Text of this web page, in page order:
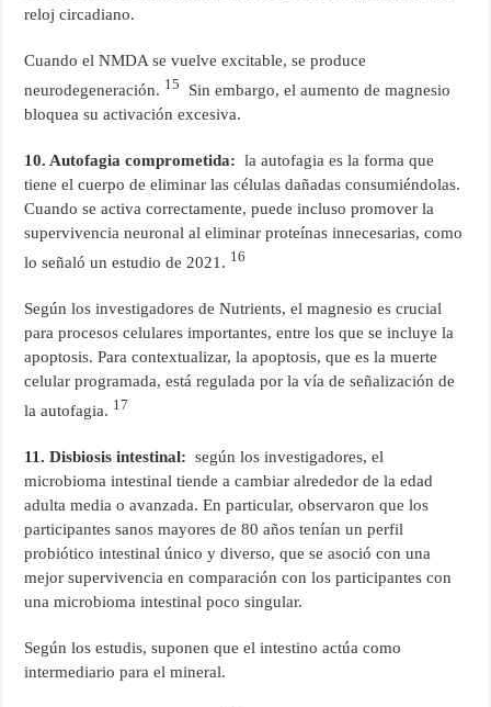
reloj circadiano.
Cuando el NMDA se vuelve excitable, se produce
neurodegeneración. 15
Sin embargo, el aumento de magnesio
bloquea su activación excesiva.
10. Autofagia comprometida: la autofagia es la forma que
tiene el cuerpo de eliminar las células dañadas consumiéndolas.
Cuando se activa correctamente, puede incluso promover la
supervivencia neuronal al eliminar proteínas innecesarias, como
lo señaló un estudio de 2021. 16
Según los investigadores de Nutrients, el magnesio es crucial
para procesos celulares importantes, entre los que se incluye la
apoptosis. Para contextualizar, la apoptosis, que es la muerte
celular programada, está regulada por la vía de señalización de
la autofagia. 17
11. Disbiosis intestinal: según los investigadores, el
microbioma intestinal tiende a cambiar alrededor de la edad
adulta media o avanzada. En particular, observaron que los
participantes sanos mayores de 80 años tenían un perfil
probiótico intestinal único y diverso, que se asoció con una
mejor supervivencia en comparación con los participantes con
una microbioma intestinal poco singular.
Según los estudis, suponen que el intestino actúa como
intermediario para el mineral.